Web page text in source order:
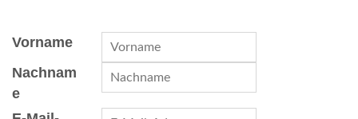
Vorname
Nachnam
e